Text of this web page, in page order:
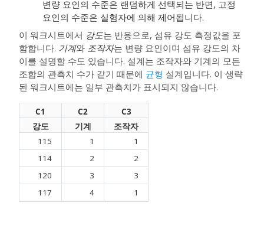
변량 요인의 수준은 랜덤하게 선택되는 반면, 고정
요인의 수준은 실험자에 의해 제어됩니다.
이 워크시트에서 강도는 반응으로, 섬유 강도 측정값을 포
함합니다. 기계와 조작자는 변량 요인이며 섬유 강도의 차
이를 설명할 수도 있습니다. 설계는 조작자와 기계의 모든
조합의 관측치 수가 같기 때문에 균형 설계입니다. 이 생략
된 워크시트에는 일부 관측치가 표시되지 않습니다.
C1 C2
C3
강도
기계
조작자
115
1
1
114
2
2
120
3
3
117
4 1